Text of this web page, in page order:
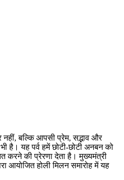
नहीं, बल्कि आपसी प्रेम, सद्भाव और
है। यह पर्व हमें छोटी-छोटी अनबन को
करने की प्रेरणा देता है। मुख्यमंत्री
आयोजित होली मिलन समारोह में यह